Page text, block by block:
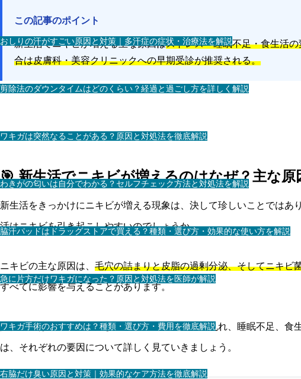
おしりの汗がすごい原因と対策｜多汗症の症状・治療法を解説
剪除法のダウンタイムはどのくらい？経過と過ごし方を詳しく解説
ワキガは突然なることがある？原因と対処法を徹底解説
わきがの匂いは自分でわかる？セルフチェック方法と対処法を解説
脇汗パッドはドラッグストアで買える？種類・選び方・効果的な使い方を解説
急に片方だけワキガになった？原因と対処法を医師が解説
ワキガ手術のおすすめは？種類・選び方・費用を徹底解説
右脇だけ臭い原因と対策｜効果的なケア方法を徹底解説
この記事のポイント
新生活でニキビが増える主な原因はストレス・睡眠不足・食生活
合は皮膚科・美容クリニックへの早期受診が推奨される。
🎯 新生活でニキビが増えるのはなぜ？主な原
新生活をきっかけにニキビが増える現象は、決して珍しいことでは
活はニキビを引き起こしやすいのでしょうか。
ニキビの主な原因は、 毛穴の詰まりと皮脂の過剰分泌、そしてニキビ
すべてに影響を与えることがあります。
具体的には、ストレスによるホルモンバランスの乱れ、睡眠不足、
は、それぞれの要因について詳しく見ていきましょう。